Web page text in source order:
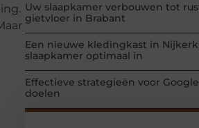
Uw slaapkamer verbouwen tot
gietvloer in Brabant
Een nieuwe kledingkast in
slaapkamer optimaal in
Effectieve strategieën voor
doelen